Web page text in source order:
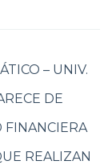
– UNIV.
DE
FINANCIERA
REALIZAN